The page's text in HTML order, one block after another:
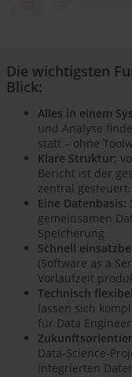
Die wichtigsten
Blick:
Alles in einem
und Analyse
statt – ohne
Klare Struktur:
Bericht ist der
zentral gesteuert.
Eine Datenbasis:
gemeinsamen
Speicherung.
Schnell
(Software as a
Vorlaufzeit
Technisch
lassen sich
für Data
Data-Science-
integrierten